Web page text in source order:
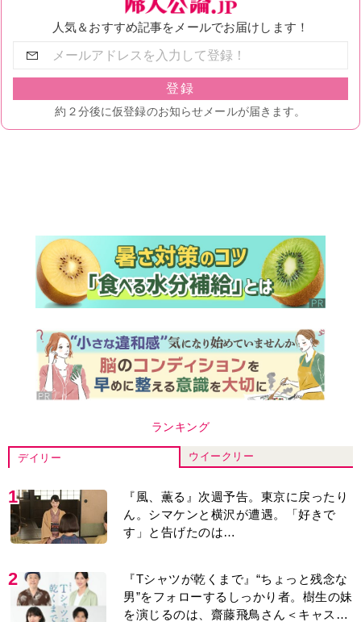
ランキング
デイリー ウイークリー
1
『風、薫る』次週予告。東京に戻ったり
ん。シマケンと横沢が遭遇。「好きで
す」と告げたのは…
2
『Tシャツが乾くまで』“ちょっと残念な
男”をフォローするしっかり者。樹生の妹
を演じるのは、齋藤飛鳥さん＜キャスト